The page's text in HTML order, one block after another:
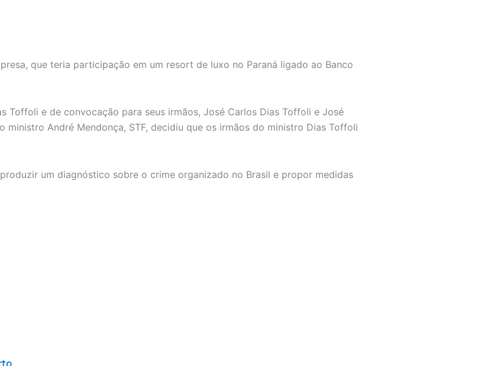
que teria participação em um resort de luxo no Paraná ligado ao Banco
e de convocação para seus irmãos, José Carlos Dias Toffoli e José
André Mendonça, STF, decidiu que os irmãos do ministro Dias Toffoli
um diagnóstico sobre o crime organizado no Brasil e propor medidas